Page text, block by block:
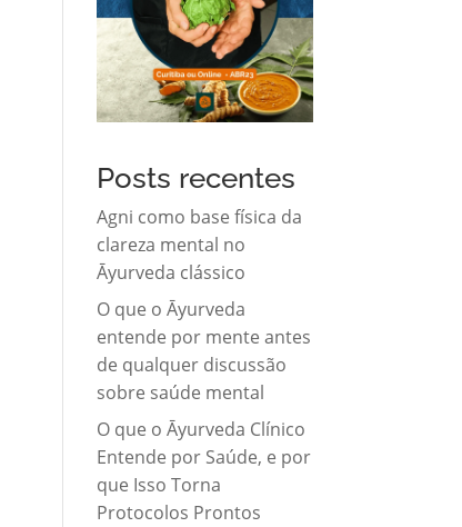
Posts recentes
Agni como base física da
clareza mental no
Āyurveda clássico
O que o Āyurveda
entende por mente antes
de qualquer discussão
sobre saúde mental
O que o Āyurveda Clínico
Entende por Saúde, e por
que Isso Torna
Protocolos Prontos